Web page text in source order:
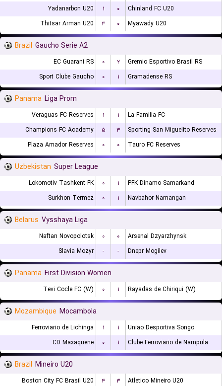
Yadanarbon U20 ۱ ۰
Chinland FC U20
Thitsar Arman U20
۳ ۰ Myawady U20
Brazil Gaucho Serie A2
EC Guarani RS ۰ ۲
Gremio Esportivo Brasil RS
Sport Clube Gaucho
۰ ۱ Gramadense RS
Panama Liga Prom
Veraguas FC Reserves ۱ ۱
La Familia FC
Champions FC Academy
۵ ۳
Sporting San Miguelito Reserves
Plaza Amador Reserves
۰ ۰ Tauro FC Reserves
Uzbekistan Super League
Lokomotiv Tashkent FK ۰ ۱
PFK Dinamo Samarkand
Surkhon Termez
۰ ۱ Navbahor Namangan
Belarus Vysshaya Liga
Naftan Novopolotsk ۰ ۰
Arsenal Dzyarzhynsk
Slavia Mozyr
- - Dnepr Mogilev
Panama First Division Women
Tevi Cocle FC (W) ۰ ۱ Rayadas de Chiriqui (W)
Mozambique Mocambola
Ferroviario de Lichinga ۱ ۱
Uniao Desportiva Songo
CD Maxaquene
۰ ۱ Clube Ferroviario de Nampula
Brazil Mineiro U20
Boston City FC Brasil U20 ۳ ۳ Atletico Mineiro U20